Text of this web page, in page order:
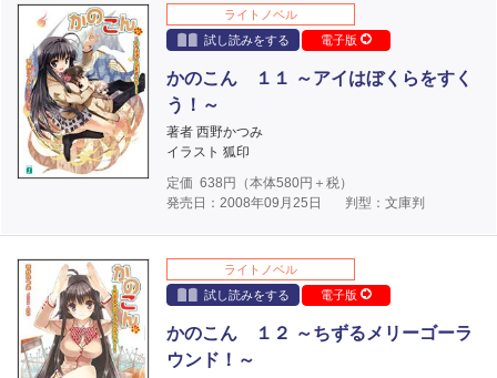
ライトノベル
試し読みをする
電子版
かのこん １１ ～アイはぼくらをすく
う！～
著者 西野かつみ
イラスト 狐印
定価 638 円（本体580円＋税）
発売日：2008年09月25日
判型：文庫判
ライトノベル
試し読みをする
電子版
かのこん １２ ～ちずるメリーゴーラ
ウンド！～